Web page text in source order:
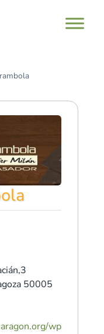
50005
wp